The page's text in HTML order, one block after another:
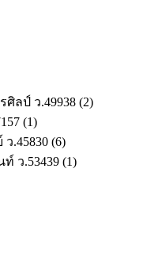
ลป์ ว.49938 (2)
(1)
.45830 (6)
ว.53439 (1)